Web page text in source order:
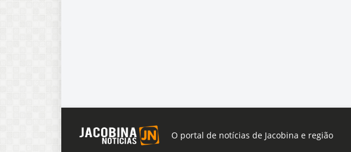
O portal de notícias de Jacobina e região